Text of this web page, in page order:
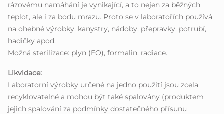
rázovému namáhání je vynikající, a to nejen za běžných
teplot, ale i za bodu mrazu. Proto se v laboratořích používá
na ohebné výrobky, kanystry, nádoby, přepravky, potrubí,
hadičky apod.
Možná sterilizace: plyn (EO), formalin, radiace.
Likvidace:
Laboratorní výrobky určené na jedno použití jsou zcela
recyklovatelné a mohou být také spalovány (produktem
jejich spalování za podmínky dostatečného přísunu